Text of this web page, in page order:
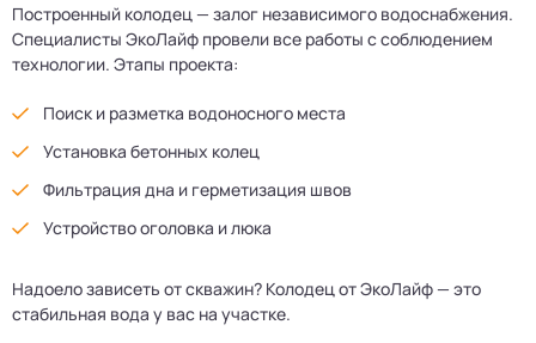
Построенный колодец — залог независимого водоснабжения.
Специалисты ЭкоЛайф провели все работы с соблюдением
технологии. Этапы проекта:
Поиск и разметка водоносного места
Установка бетонных колец
Фильтрация дна и герметизация швов
Устройство оголовка и люка
Надоело зависеть от скважин? Колодец от ЭкоЛайф — это
стабильная вода у вас на участке.